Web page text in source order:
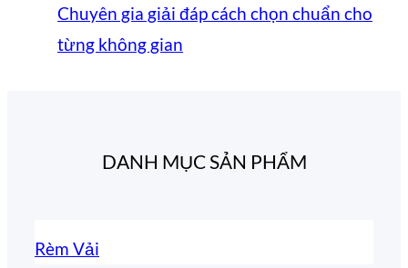
Chuyên gia giải đáp cách chọn chuẩn cho
từng không gian
DANH MỤC SẢN PHẨM
Rèm Vải